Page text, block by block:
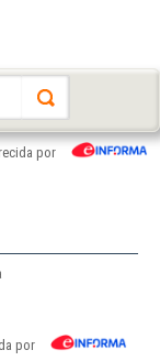
por
por